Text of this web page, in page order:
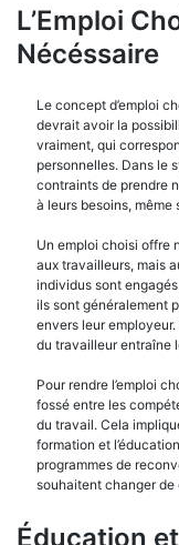
L’Emploi
Nécéssaire
Le concept d’emploi
devrait avoir la
vraiment, qui
personnelles. Dans le
contraints de prendre
à leurs besoins,
Un emploi choisi offre
aux travailleurs, mais
individus sont
ils sont généralement
envers leur
du travailleur entraîne
Pour rendre l’emploi
fossé entre les
du travail. Cela
formation et
programmes de
souhaitent changer de
Éducation